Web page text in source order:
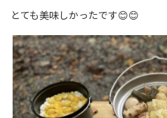
とても美味しかったです😊😊